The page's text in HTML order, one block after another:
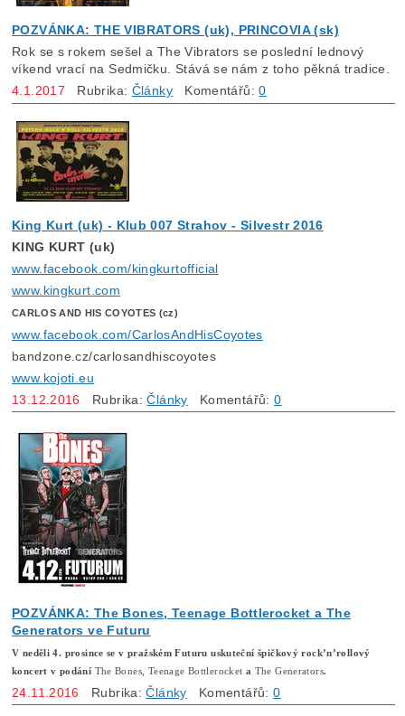
POZVÁNKA: THE VIBRATORS (uk), PRINCOVIA (sk)
Rok se s rokem sešel a The Vibrators se poslední lednový
víkend vrací na Sedmičku. Stává se nám z toho pěkná tradice.
4.1.2017 Rubrika: Články Komentářů:0
King Kurt (uk) - Klub 007 Strahov - Silvestr 2016
KING KURT (uk)
www.facebook.com/kingkurtofficial
www.kingkurt.com
CARLOS AND HIS COYOTES (cz)
www.facebook.com/CarlosAndHisCoyotes
bandzone.cz/carlosandhiscoyotes
www.kojoti.eu
13.12.2016
Rubrika:Články Komentářů:0
POZVÁNKA: The Bones, Teenage Bottlerocket a The
Generators ve Futuru
V neděli 4. prosince se v pražském Futuru uskuteční špičkový rock’n’rollový
koncert v podání The Bones, Teenage Bottlerocket a The Generators.
24.11.2016 Rubrika:Články Komentářů:0